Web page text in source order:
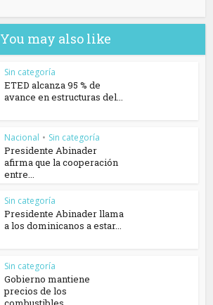
You may also like
Sin categoría
ETED alcanza 95 % de
avance en estructuras del...
Nacional • Sin categoría
Presidente Abinader
afirma que la cooperación
entre...
Sin categoría
Presidente Abinader llama
a los dominicanos a estar...
Sin categoría
Gobierno mantiene
precios de los